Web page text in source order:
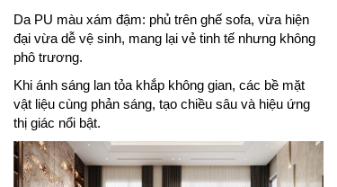
Da PU màu xám đậm: phủ trên ghế sofa, vừa hiện
đại vừa dễ vệ sinh, mang lại vẻ tinh tế nhưng không
phô trương.
Khi ánh sáng lan tỏa khắp không gian, các bề mặt
vật liệu cùng phản sáng, tạo chiều sâu và hiệu ứng
thị giác nổi bật.